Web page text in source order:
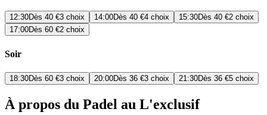
12:30Dès 40 €3 choix 14:00Dès 40 €4 choix 15:30Dès 40 €2 choix
17:00Dès 60 €2 choix
Soir
18:30Dès 60 €3 choix 20:00Dès 36 €3 choix 21:30Dès 36 €5 choix
À propos du Padel au L'exclusif